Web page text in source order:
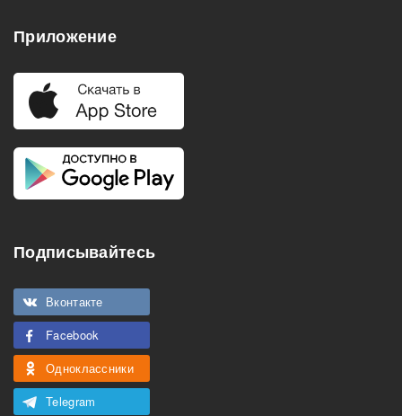
Балкон
Холодильник
Телевизор
Особенности
Приложение
Подписывайтесь
Вконтакте
Facebook
Одноклассники
Telegram